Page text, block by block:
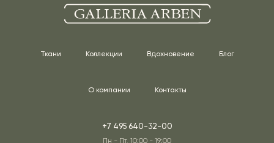
Ткани Коллекции Вдохновение Блог
О компании Контакты
+7 495 640-32-00
Пн - Пт, 10:00 - 19:00